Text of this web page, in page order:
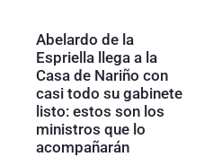
Abelardo de la
Espriella llega a la
Casa de Nariño con
casi todo su gabinete
listo: estos son los
ministros que lo
acompañarán